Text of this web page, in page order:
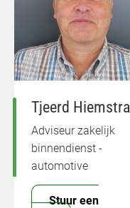
Tjeerd Hiemstra
Adviseur zakelijk
binnendienst -
automotive
Stuur een